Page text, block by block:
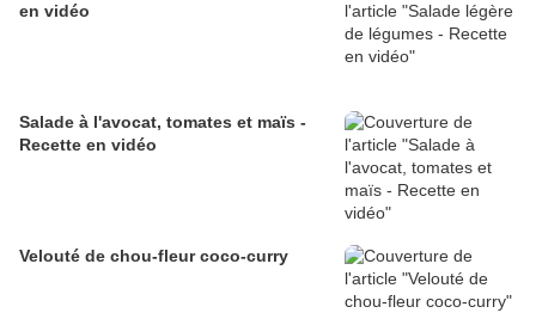
en vidéo
Salade à l'avocat, tomates et maïs -
Recette en vidéo
Velouté de chou-fleur coco-curry